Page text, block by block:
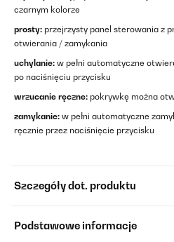
czarnym kolorze
prosty: przejrzysty panel sterowania z
otwierania / zamykania
uchylanie: w pełni automatyczne
po naciśnięciu przycisku
wrzucanie ręczne: pokrywkę można
zamykanie: w pełni automatyczne
ręcznie przez naciśnięcie przycisku
Szczegóły dot. produktu
Podstawowe informacje